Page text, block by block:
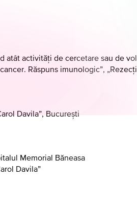
atât activități de cercetare sau
Răspuns imunologic”,
Davila”, București
Memorial Băneasa
Davila”